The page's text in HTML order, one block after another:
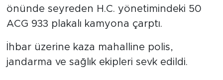
önünde seyreden H.C. yönetimindeki 50
ACG 933 plakalı kamyona çarptı.
İhbar üzerine kaza mahalline polis,
jandarma ve sağlık ekipleri sevk edildi.